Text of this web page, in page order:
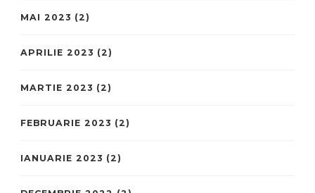
MAI 2023 (2)
APRILIE 2023 (2)
MARTIE 2023 (2)
FEBRUARIE 2023 (2)
IANUARIE 2023 (2)